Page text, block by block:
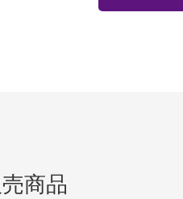
商品